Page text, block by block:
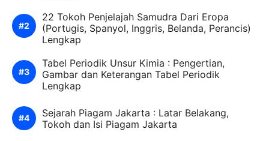
22 Tokoh Penjelajah Samudra Dari Eropa
(Portugis, Spanyol, Inggris, Belanda, Perancis)
Lengkap
Tabel Periodik Unsur Kimia : Pengertian,
Gambar dan Keterangan Tabel Periodik
Lengkap
Sejarah Piagam Jakarta : Latar Belakang,
Tokoh dan Isi Piagam Jakarta